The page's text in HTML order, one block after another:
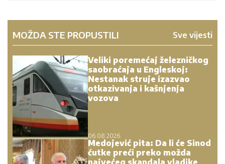
MOŽDA STE PROPUSTILI Sve vijesti
Veliki poremećaj železničkog
saobraćaja u Engleskoj:
Nestanak struje izazvao
otkazivanja i kašnjenja
vozova
06.08.2026.
Medojević pita: Da li će Sinod
ćutke preći preko možda
najvećeg skandala vladike